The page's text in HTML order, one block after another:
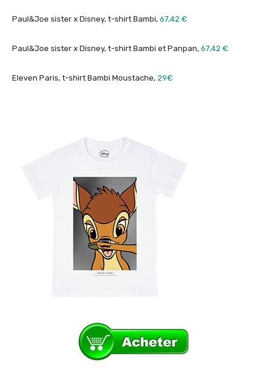
Paul&Joe sister x Disney, t-shirt Bambi, 67,42 €
Paul&Joe sister x Disney, t-shirt Bambi et Panpan, 67,42 €
Eleven Paris, t-shirt Bambi Moustache, 29€